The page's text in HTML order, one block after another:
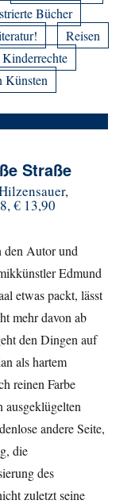
Bücher
Reisen
Künsten
Straße
€ 13,90
den Autor und
Edmund
etwas packt, lässt
mehr davon ab
den Dingen auf
als hartem
reinen Farbe
ausgeklügelten
andere Seite,
die
des
zuletzt seine